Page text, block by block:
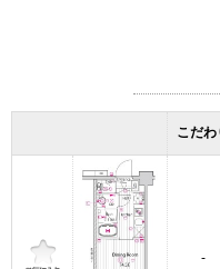
こだわ
-